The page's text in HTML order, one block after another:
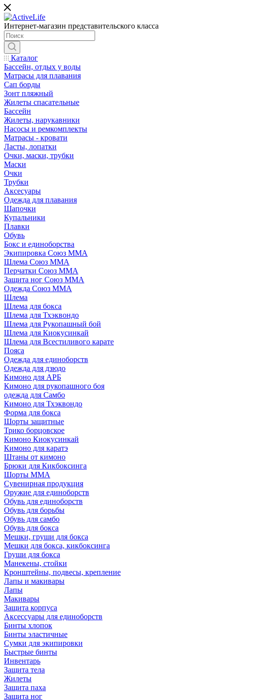
Интернет-магазин представительского класса
Каталог
Бассейн, отдых у воды
Матрасы для плавания
Сап борды
Зонт пляжный
Жилеты спасательные
Бассейн
Жилеты, нарукавники
Насосы и ремкомплекты
Матрасы - кровати
Ласты, лопатки
Очки, маски, трубки
Маски
Очки
Трубки
Аксесуары
Одежда для плавания
Шапочки
Купальники
Плавки
Обувь
Бокс и единоборства
Экипировка Союз ММА
Шлема Союз ММА
Перчатки Союз ММА
Защита ног Союз ММА
Одежда Союз ММА
Шлема
Шлема для бокса
Шлема для Тхэквондо
Шлема для Рукопашный бой
Шлема для Киокусинкай
Шлема для Всестиливого карате
Пояса
Одежда для единоборств
Одежда для дзюдо
Кимоно для АРБ
Кимоно для рукопашного боя
одежда для Самбо
Кимоно для Тхэквондо
Форма для бокса
Шорты защитные
Трико борцовское
Кимоно Киокусинкай
Кимоно для каратэ
Штаны от кимоно
Брюки для Кикбоксинга
Шорты ММА
Сувенирная продукция
Оружие для единоборств
Обувь для единоборств
Обувь для борьбы
Обувь для самбо
Обувь для бокса
Мешки, груши для бокса
Мешки для бокса, кикбоксинга
Груши для бокса
Манекены, стойки
Кронштейны, подвесы, крепление
Лапы и макивары
Лапы
Макивары
Защита корпуса
Аксессуары для единоборств
Бинты хлопок
Бинты эластичные
Сумки для экипировки
Быстрые бинты
Инвентарь
Защита тела
Жилеты
Защита паха
Защита ног